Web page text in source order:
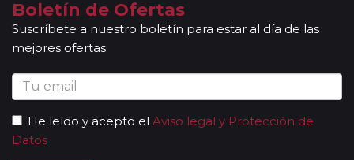
Boletín de Ofertas
Suscríbete a nuestro boletín para estar al día de las
mejores ofertas.
He leído y acepto el Aviso legal y Protección de
Datos